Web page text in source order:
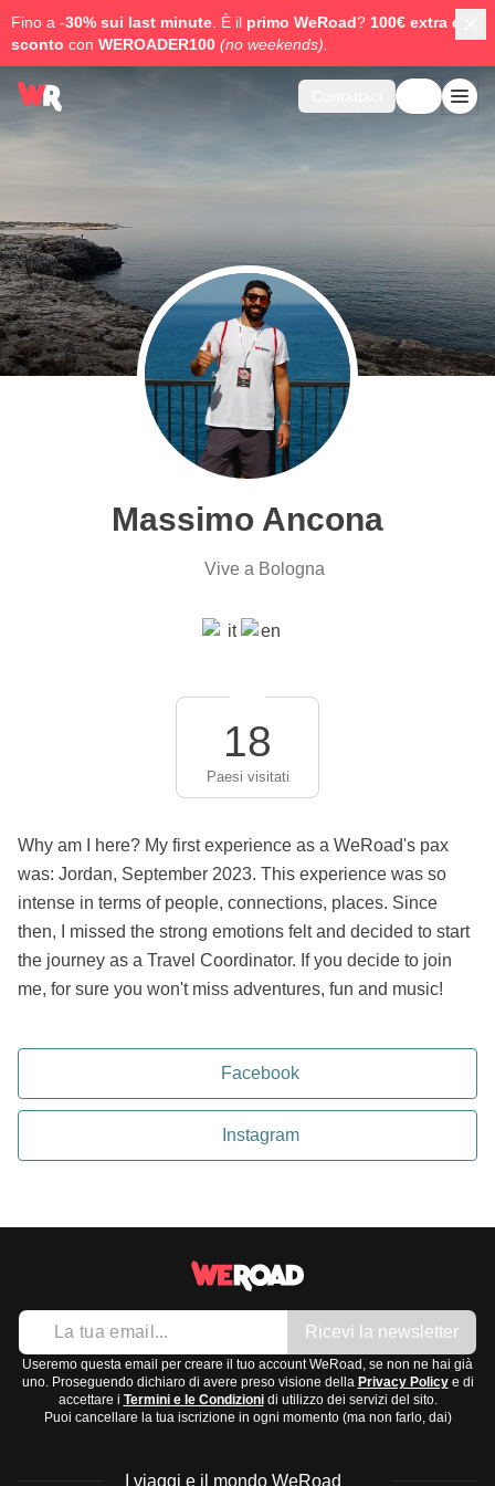
Fino a -30% sui last minute . È il primo WeRoad? 100€ extra di
sconto con WEROADER100 (no weekends).
Massimo Ancona
Vive a Bologna
18
Paesi visitati
Why am I here? My first experience as a WeRoad's pax
was: Jordan, September 2023. This experience was so
intense in terms of people, connections, places. Since
then, I missed the strong emotions felt and decided to start
the journey as a Travel Coordinator. If you decide to join
me, for sure you won't miss adventures, fun and music!
Facebook
Instagram
Ricevi la newsletter
Useremo questa email per creare il tuo account WeRoad, se non ne hai già
uno. Proseguendo dichiaro di avere preso visione della Privacy Policye di
accettare i Termini e le Condizionidi utilizzo dei servizi del sito.
Puoi cancellare la tua iscrizione in ogni momento (ma non farlo, dai)
I viaggi e il mondo WeRoad